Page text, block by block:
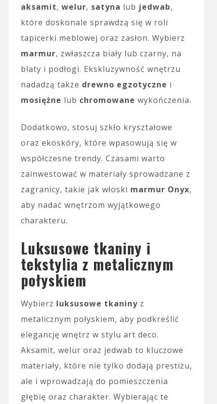
aksamit, welur, satyna lub jedwab,
które doskonale sprawdzą się w roli
tapicerki meblowej oraz zasłon. Wybierz
marmur, zwłaszcza biały lub czarny, na
blaty i podłogi. Ekskluzywność wnętrzu
nadadzą także drewno egzotyczne i
mosiężne lub chromowane wykończenia.
Dodatkowo, stosuj szkło kryształowe
oraz ekoskóry, które wpasowują się w
współczesne trendy. Czasami warto
zainwestować w materiały sprowadzane z
zagranicy, takie jak włoski marmur Onyx,
aby nadać wnętrzom wyjątkowego
charakteru.
Luksusowe tkaniny i
tekstylia z metalicznym
połyskiem
Wybierz luksusowe tkaninyz
metalicznym połyskiem, aby podkreślić
elegancję wnętrz w stylu art deco.
Aksamit, welur oraz jedwab to kluczowe
materiały, które nie tylko dodają prestiżu,
ale i wprowadzają do pomieszczenia
głębię oraz charakter. Wybierając te